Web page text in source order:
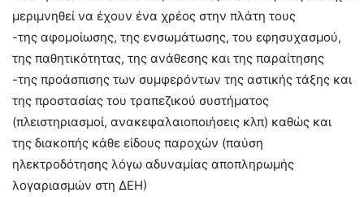
μεριμνηθεί να έχουν ένα χρέος στην πλάτη τους
-της αφομοίωσης, της ενσωμάτωσης, του εφησυχασμού,
της παθητικότητας, της ανάθεσης και της παραίτησης
-της προάσπισης των συμφερόντων της αστικής τάξης και
της προστασίας του τραπεζικού συστήματος
(πλειστηριασμοί, ανακεφαλαιοποιήσεις κλπ) καθώς και
της διακοπής κάθε είδους παροχών (παύση
ηλεκτροδότησης λόγω αδυναμίας αποπληρωμής
λογαριασμών στη ΔΕΗ)